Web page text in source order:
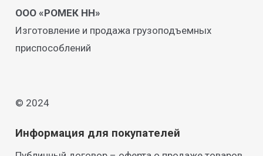
ООО «РОМЕК НН»
Изготовление и продажа грузоподъемных
приспособлений
© 2024
Информация для покупателей